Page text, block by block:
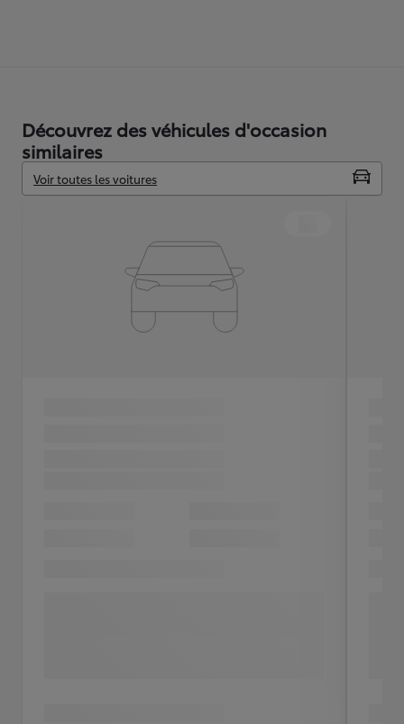
Découvrez des véhicules d'occasion
similaires
Voir toutes les voitures